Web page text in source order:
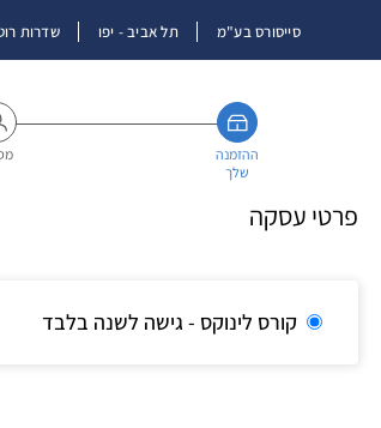
סייסורס בע"מ תל אביב - יפו שדרות
ההזמנה
שלך
פרטי עסקה
קורס לינוקס - גישה לשנה בלבד